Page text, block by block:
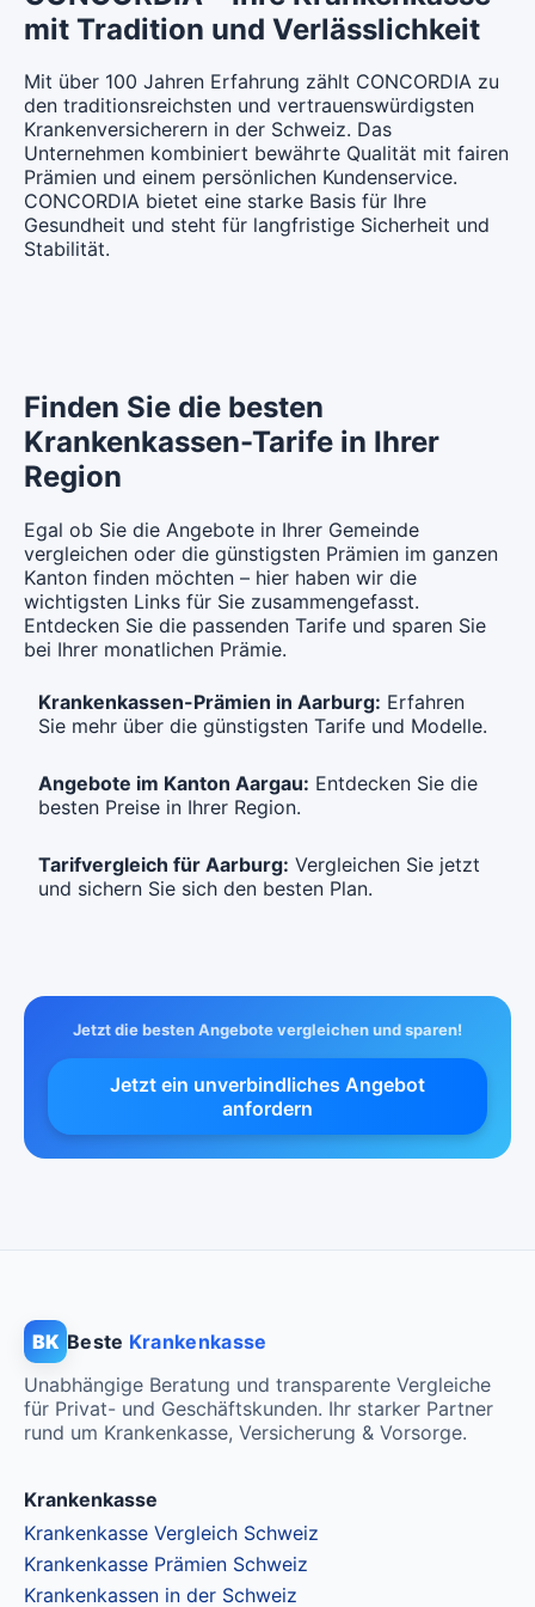
CHF 104.05
CHF 110.35
Mit Unfalldeckung:
Standard Modell:
Grundversicherung
Ohne Unfalldeckung:
CHF 109.65
Mit Unfalldeckung: CHF 116.25
Mit Unfalldeckung:
Hausarzt Modell:
MyDoc
Ohne Unfalldeckung:
CHF 101.35
Mit Unfalldeckung: CHF 107.45
Mit Unfalldeckung: CHF 108.65
Weitere Modelle Modell:
smartDoc
Ohne Unfalldeckung:
CHF 103.65
Mit Unfalldeckung: CHF 109.95
Standard Modell:
Grundversicherung
Ohne Unfalldeckung:
Mit Unfalldeckung: CHF 127.85
mit Tradition und Verlässlichkeit
Mit über 100 Jahren Erfahrung zählt CONCORDIA zu
den traditionsreichsten und vertrauenswürdigsten
Krankenversicherern in der Schweiz. Das
Unternehmen kombiniert bewährte Qualität mit fairen
Prämien und einem persönlichen Kundenservice.
CONCORDIA bietet eine starke Basis für Ihre
Gesundheit und steht für langfristige Sicherheit und
Stabilität.
Finden Sie die besten
Krankenkassen-Tarife in Ihrer
Region
Egal ob Sie die Angebote in Ihrer Gemeinde
vergleichen oder die günstigsten Prämien im ganzen
Kanton finden möchten – hier haben wir die
wichtigsten Links für Sie zusammengefasst.
Entdecken Sie die passenden Tarife und sparen Sie
bei Ihrer monatlichen Prämie.
Krankenkassen-Prämien in Aarburg: Erfahren
Sie mehr über die günstigsten Tarife und Modelle.
Angebote im Kanton Aargau: Entdecken Sie die
besten Preise in Ihrer Region.
Tarifvergleich für Aarburg: Vergleichen Sie jetzt
und sichern Sie sich den besten Plan.
Jetzt die besten Angebote vergleichen und sparen!
Jetzt ein unverbindliches Angebot
anfordern
BK Beste Krankenkasse
Unabhängige Beratung und transparente Vergleiche
für Privat- und Geschäftskunden. Ihr starker Partner
rund um Krankenkasse, Versicherung & Vorsorge.
Krankenkasse
Krankenkasse Vergleich Schweiz
Krankenkasse Prämien Schweiz
Krankenkassen in der Schweiz